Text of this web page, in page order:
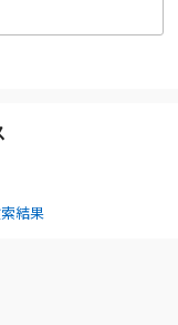
結果